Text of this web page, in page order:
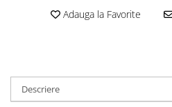
Editura Cartemma
Editura Gama
Adauga la Favorite
Descriere